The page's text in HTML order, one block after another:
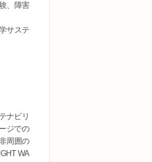
、障害
サステ
ナビリ
ジでの
周囲の
WA